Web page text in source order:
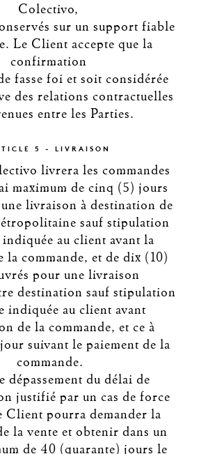
Colectivo,
sur un support fiable
Le Client accepte que la
confirmation
fasse foi et soit considérée
des relations contractuelles
entre les Parties.
5 - LIVRAISON
livrera les commandes
maximum de cinq (5) jours
livraison à destination de
sauf stipulation
au client avant la
la commande, et de dix (10)
pour une livraison
destination sauf stipulation
indiquée au client avant
de la commande, et ce à
suivant le paiement de la
commande.
dépassement du délai de
justifié par un cas de force
Client pourra demander la
la vente et obtenir dans un
de 40 (quarante) jours le